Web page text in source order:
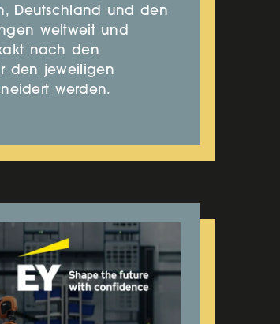
Deutschland und den
weltweit und
nach den
den jeweiligen
werden.